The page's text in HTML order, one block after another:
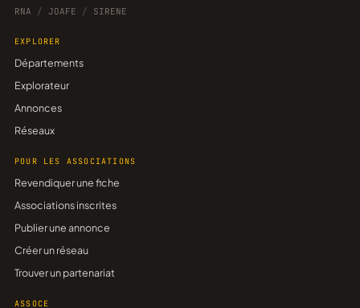
RNA / JOAFE / SIRENE
EXPLORER
Départements
Explorateur
Annonces
Réseaux
POUR LES ASSOCIATIONS
Revendiquer une fiche
Associations inscrites
Publier une annonce
Créer un réseau
Trouver un partenariat
ASSOCE